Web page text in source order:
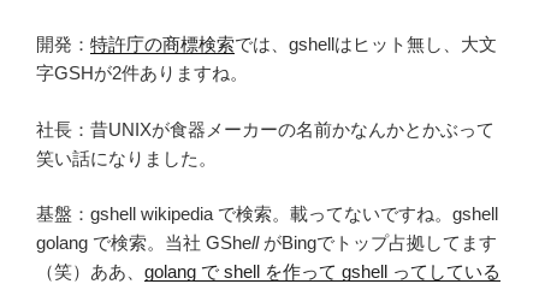
開発： 特許庁の商標検索では、gshellはヒット無し、大文
字GSHが2件ありますね。
社長：昔UNIXが食器メーカーの名前かなんかとかぶって
笑い話になりました。
基盤：gshell wikipedia で検索。載ってないですね。gshell
golang で検索。当社 GShellがBingでトップ占拠してます
（笑）ああ、 golang で shell を作って gshell ってしている